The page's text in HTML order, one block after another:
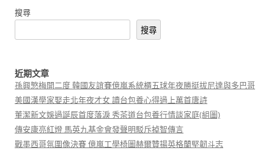
搜尋
搜尋
近期文章
孫興慜梅開二度 韓國友誼賽億嵐系統櫃五球年夜勝挺拔尼達與多巴哥
美國漢學家娶走北年夜才女 讀台包養心得過上萬首唐詩
董潔新文娛過誕辰首度落淚 秀茶道台包養行情談家庭(組圖)
傳安康亮紅燈 馬英九基金會發聲明駁斥掉智傳言
戰墨西哥氛圍像決賽 億嵐工學椅圖赫爾贊揚英格蘭堅韌斗志